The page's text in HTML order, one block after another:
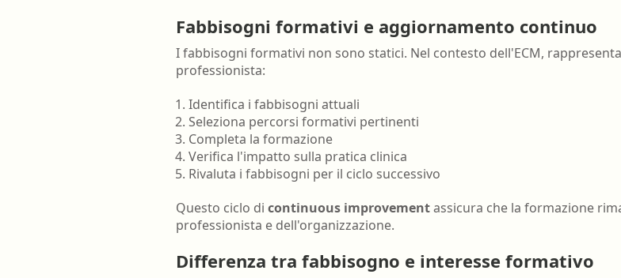
Fabbisogni formativi e aggiornamento continuo
I fabbisogni formativi non sono statici. Nel contesto dell'ECM,
professionista:
Identifica i fabbisogni attuali
Seleziona percorsi formativi pertinenti
Completa la formazione
Verifica l'impatto sulla pratica clinica
Rivaluta i fabbisogni per il ciclo successivo
Questo ciclo di continuous improvementassicura che la formazione
professionista e dell'organizzazione.
Differenza tra fabbisogno e interesse formativo